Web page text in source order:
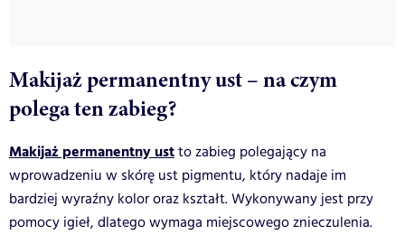
Makijaż permanentny ust – na czym
polega ten zabieg?
Makijaż permanentny ustto zabieg polegający na
wprowadzeniu w skórę ust pigmentu, który nadaje im
bardziej wyraźny kolor oraz kształt. Wykonywany jest przy
pomocy igieł, dlatego wymaga miejscowego znieczulenia.